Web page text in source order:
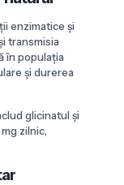
enzimatice și
transmisia
în populația
și durerea
glicinatul și
zilnic,